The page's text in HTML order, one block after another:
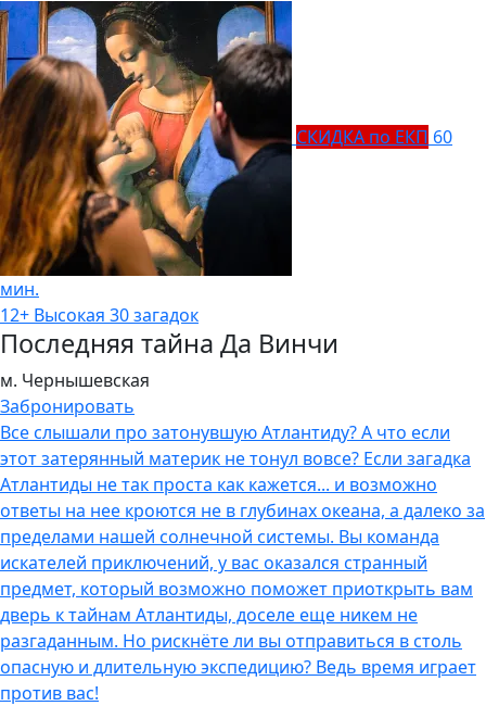
СКИДКА по ЕКП 60
мин.
12+ Высокая 30 загадок
Последняя тайна Да Винчи
м. Чернышевская
Забронировать
Все слышали про затонувшую Атлантиду? А что если
этот затерянный материк не тонул вовсе? Если загадка
Атлантиды не так проста как кажется... и возможно
ответы на нее кроются не в глубинах океана, а далеко за
пределами нашей солнечной системы. Вы команда
искателей приключений, у вас оказался странный
предмет, который возможно поможет приоткрыть вам
дверь к тайнам Атлантиды, доселе еще никем не
разгаданным. Но рискнёте ли вы отправиться в столь
опасную и длительную экспедицию? Ведь время играет
против вас!